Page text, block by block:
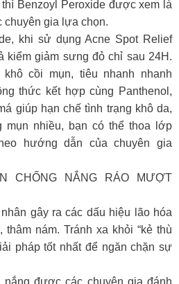
Benzoyl Peroxide được xem là
chuyên gia lựa chọn.
khi sử dụng Acne Spot Relief
kiểm giảm sưng đỏ chỉ sau 24H.
cồi mụn, tiêu nhanh nhanh
thức kết hợp cùng Panthenol,
giúp hạn chế tình trạng khô da,
mụn nhiều, bạn có thể thoa lớp
hướng dẫn của chuyên gia
CHỐNG NẮNG RÁO MƯỢT
gây ra các dấu hiệu lão hóa
nám. Tránh xa khỏi “kẻ thù
pháp tốt nhất để ngăn chặn sự
nắng được các chuyên gia đánh